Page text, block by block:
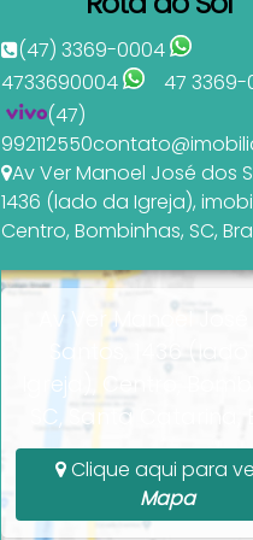
(47) 3369-0004
4733690004
47
(47)
992112550
Av Ver Manoel José dos
1436 (lado da Igreja),
Centro, Bombinhas, SC,
Av Ver Manoel José
Santos, 1436 (lado
Igreja), Centro,
SC, Santa Catarina,
Clique aqui para
Mapa